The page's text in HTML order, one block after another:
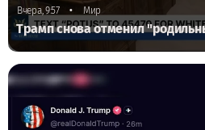
Вчера, 9:57 • Мир
Трамп снова отменил